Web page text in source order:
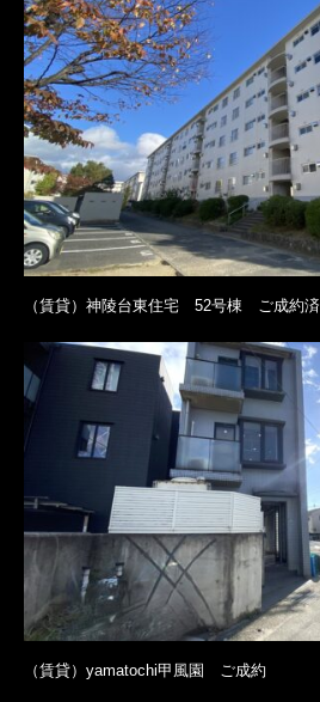
（賃貸）神陵台東住宅 52号棟 ご成約済
（賃貸）yamatochi甲風園 ご成約